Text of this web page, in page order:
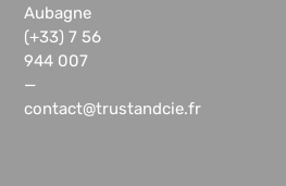
Aubagne
(+33) 7 56
944 007
—
contact@trustandcie.fr